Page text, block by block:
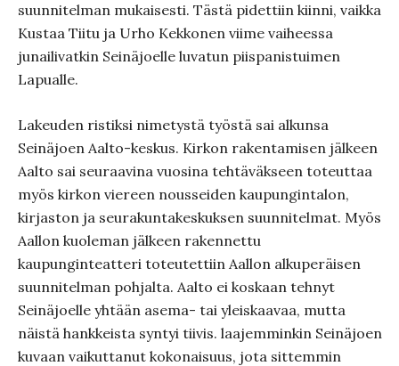
suunnitelman mukaisesti. Tästä pidettiin kiinni, vaikka
Kustaa Tiitu ja Urho Kekkonen viime vaiheessa
junailivatkin Seinäjoelle luvatun piispanistuimen
Lapualle.
Lakeuden ristiksi nimetystä työstä sai alkunsa
Seinäjoen Aalto-keskus. Kirkon rakentamisen jälkeen
Aalto sai seuraavina vuosina tehtäväkseen toteuttaa
myös kirkon viereen nousseiden kaupungintalon,
kirjaston ja seurakuntakeskuksen suunnitelmat. Myös
Aallon kuoleman jälkeen rakennettu
kaupunginteatteri toteutettiin Aallon alkuperäisen
suunnitelman pohjalta. Aalto ei koskaan tehnyt
Seinäjoelle yhtään asema- tai yleiskaavaa, mutta
näistä hankkeista syntyi tiivis. laajemminkin Seinäjoen
kuvaan vaikuttanut kokonaisuus, jota sittemmin